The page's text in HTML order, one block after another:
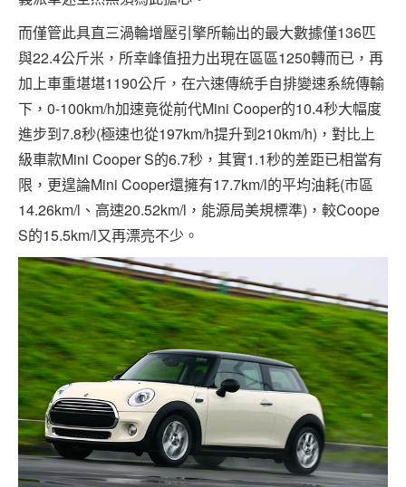
而僅管此具直三渦輪增壓引擎所輸出的最大數據僅136匹
與22.4公斤米，所幸峰值扭力出現在區區1250轉而已，再
加上車重堪堪1190公斤，在六速傳統手自排變速系統傳輸
下，0-100km/h加速竟從前代Mini Cooper的10.4秒大幅度
進步到7.8秒(極速也從197km/h提升到210km/h)，對比上
級車款Mini Cooper S的6.7秒，其實1.1秒的差距已相當有
限，更遑論Mini Cooper還擁有17.7km/l的平均油耗(市區
14.26km/l、高速20.52km/l，能源局美規標準)，較Coope
S的15.5km/l又再漂亮不少。